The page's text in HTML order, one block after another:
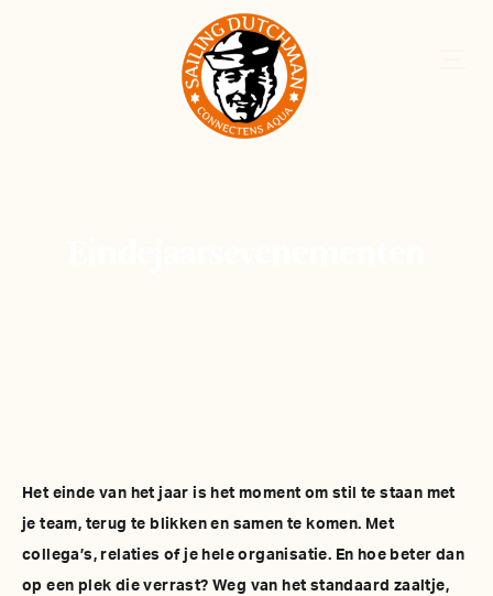
Het einde van het jaar is het moment om stil te staan met
je team, terug te blikken en samen te komen. Met
collega’s, relaties of je hele organisatie. En hoe beter dan
op een plek die verrast? Weg van het standaard zaaltje,